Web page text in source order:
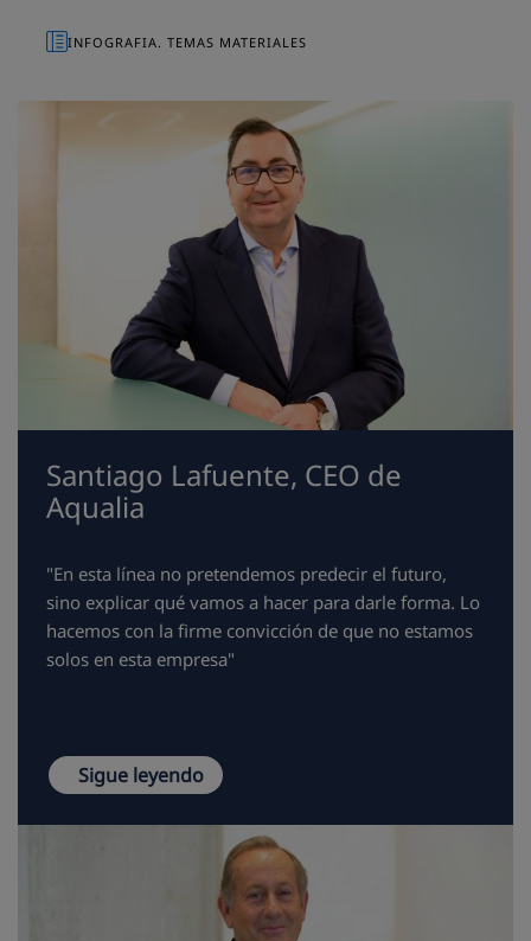
INFOGRAFIA. TEMAS MATERIALES
Santiago Lafuente, CEO de
Aqualia
"En esta línea no pretendemos predecir el futuro,
sino explicar qué vamos a hacer para darle forma. Lo
hacemos con la firme convicción de que no estamos
solos en esta empresa"
Sigue leyendo